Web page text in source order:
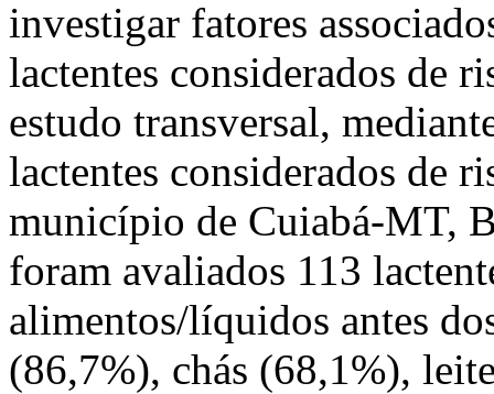
investigar fatores
lactentes considerados de
estudo transversal,
lactentes considerados de
município de Cuiabá-MT,
foram avaliados 113
alimentos/líquidos antes
(86,7%), chás (68,1%),